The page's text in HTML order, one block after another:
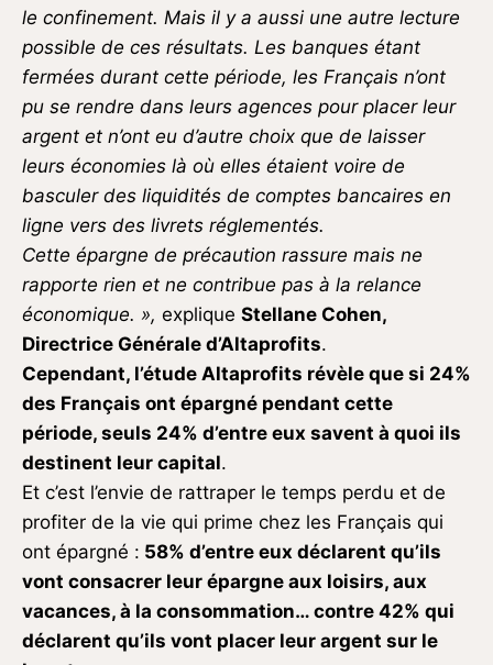
le confinement. Mais il y a aussi une autre lecture
possible de ces résultats. Les banques étant
fermées durant cette période, les Français n’ont
pu se rendre dans leurs agences pour placer leur
argent et n’ont eu d’autre choix que de laisser
leurs économies là où elles étaient voire de
basculer des liquidités de comptes bancaires en
ligne vers des livrets réglementés.
Cette épargne de précaution rassure mais ne
rapporte rien et ne contribue pas à la relance
économique. », explique Stellane Cohen,
Directrice Générale d’Altaprofits.
Cependant, l’étude Altaprofits révèle que si 24%
des Français ont épargné pendant cette
période, seuls 24% d’entre eux savent à quoi ils
destinent leur capital.
Et c’est l’envie de rattraper le temps perdu et de
profiter de la vie qui prime chez les Français qui
ont épargné : 58% d’entre eux déclarent qu’ils
vont consacrer leur épargne aux loisirs, aux
vacances, à la consommation… contre 42% qui
déclarent qu’ils vont placer leur argent sur le